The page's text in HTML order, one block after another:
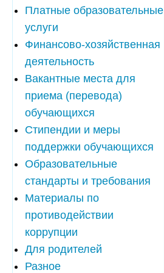
Платные образовательные
услуги
Финансово-хозяйственная
деятельность
Вакантные места для
приема (перевода)
обучающихся
Стипендии и меры
поддержки обучающихся
Образовательные
стандарты и требования
Материалы по
противодействии
коррупции
Для родителей
Разное